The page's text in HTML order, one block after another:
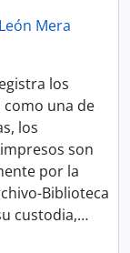
Mera
los
como una de
los
son
por la
Biblioteca
custodia,…